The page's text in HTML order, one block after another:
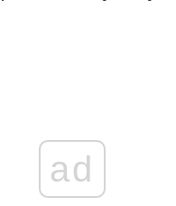
ad